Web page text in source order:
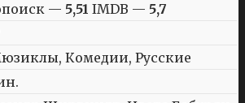
— 5,51 IMDB — 5,7
Комедии, Русские